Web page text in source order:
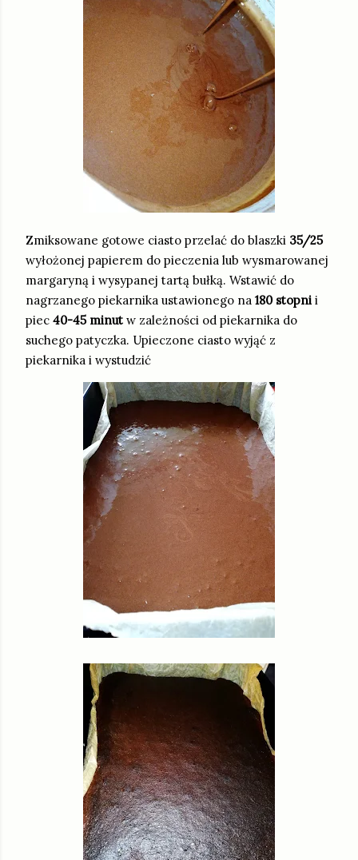
Zmiksowane gotowe ciasto przelać do blaszki 35/25
wyłożonej papierem do pieczenia lub wysmarowanej
margaryną i wysypanej tartą bułką. Wstawić do
nagrzanego piekarnika ustawionego na 180 stopni i
piec 40-45 minut w zależności od piekarnika do
suchego patyczka. Upieczone ciasto wyjąć z
piekarnika i wystudzić